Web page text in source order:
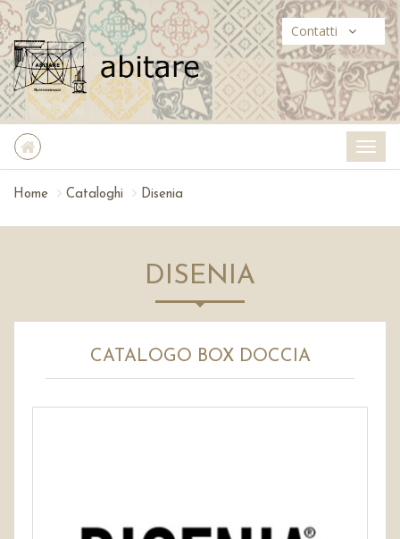
Contatti
Home Cataloghi Disenia
DISENIA
CATALOGO BOX DOCCIA